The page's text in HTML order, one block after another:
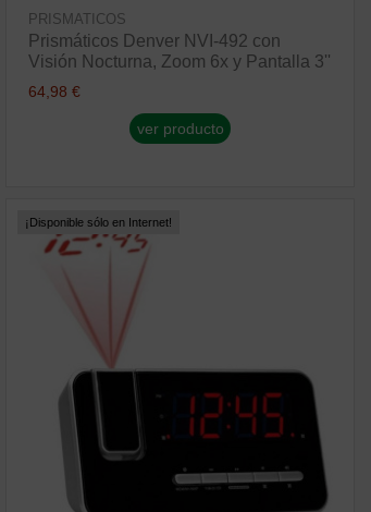
PRISMATICOS
Prismáticos Denver NVI-492 con
Visión Nocturna, Zoom 6x y Pantalla 3''
64,98 €
ver producto
¡Disponible sólo en Internet!